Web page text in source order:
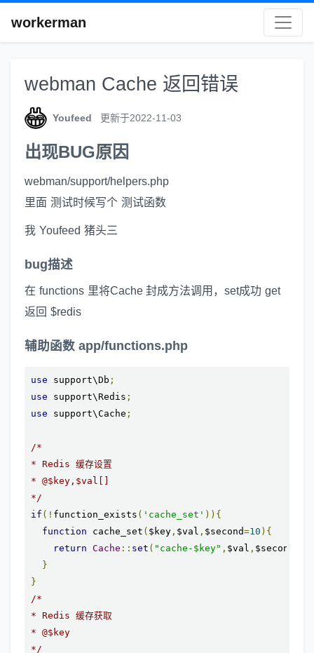
workerman
webman Cache 返回错误
Youfeed 更新于2022-11-03
出现BUG原因
webman/support/helpers.php
里面 测试时候写个 测试函数
我 Youfeed 猪头三
bug描述
在 functions 里将Cache 封成方法调用，set成功 get
返回 $redis
辅助函数 app/functions.php
use support\Db ;
use support\Redis ;
use support\Cache ;
/*
* Redis 缓存设置
* @$key,$val[]
*/
if (! function_exists ( 'cache_set' )){
function cache_set ( $key , $val , $second=10 ){
return Cache :: set ( "cache-$key" , $val , $second
}
}
/*
* Redis 缓存获取
* @$key
*/